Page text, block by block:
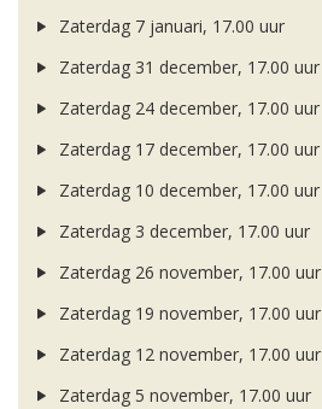
Zaterdag 7 januari, 17.00 uur
Zaterdag 31 december, 17.00 uur
Zaterdag 24 december, 17.00 uur
Zaterdag 17 december, 17.00 uur
Zaterdag 10 december, 17.00 uur
Zaterdag 3 december, 17.00 uur
Zaterdag 26 november, 17.00 uur
Zaterdag 19 november, 17.00 uur
Zaterdag 12 november, 17.00 uur
Zaterdag 5 november, 17.00 uur